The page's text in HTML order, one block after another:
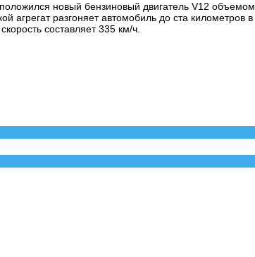
новый бензиновый двигатель V12 объемом
агрегат разгоняет автомобиль до ста километров в
составляет 335 км/ч.